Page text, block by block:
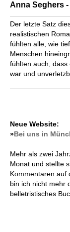
Anna Seghers
Der letzte Satz
realistischen
fühlten alle, wie
Menschen
fühlten auch,
war und
Neue Website:
»Bei uns in
Mehr als zwei
Monat und stellte
Kommentaren auf
bin ich nicht mehr
belletristisches